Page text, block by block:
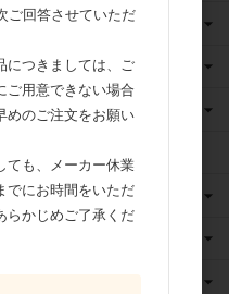
ご回答させていただ
につきましては、ご
ご用意できない場合
めのご注文をお願い
ても、メーカー休業
でにお時間をいただ
らかじめご了承くだ